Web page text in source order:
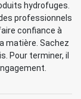
hydrofuges.
professionnels
confiance à
matière. Sachez
Pour terminer, il